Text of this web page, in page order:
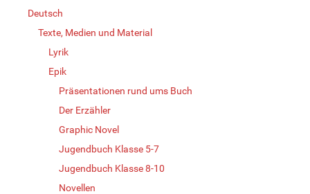
Deutsch
Texte, Medien und Material
Lyrik
Epik
Präsentationen rund ums Buch
Der Erzähler
Graphic Novel
Jugendbuch Klasse 5-7
Jugendbuch Klasse 8-10
Novellen